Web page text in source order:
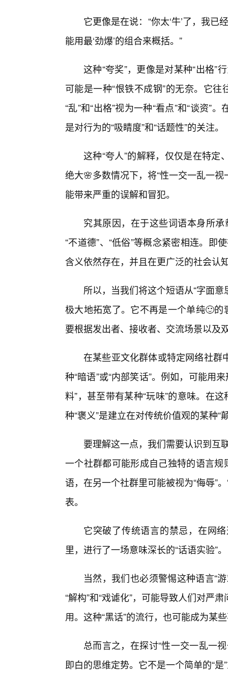
它更像是在说：“你太‘牛’了，我已
能用最‘劲爆’的组合来概括。”
这种“夸奖”，更像是对某种“出格”
可能是一种“恨铁不成钢”的无奈。它
“乱”和“出格”视为一种“看点”和“谈资”
是对行为的“吸睛度”和“话题性”的关注。
这种“夸人”的解释，仅仅是在特
绝大🌸多数情况下，将“性一交一乱一
能带来严重的误解和冒犯。
究其原因，在于这些词语本身所承
“不道德”、“低俗”等概念紧密相连。即
含义依然存在，并且在更广泛的社会认
所以，当我们将这个短语从“字面
极大地拓宽了。它不再是一个单纯🙂
要根据发出者、接收者、交流场景以及
在某些亚文化群体或特定网络社群
种“暗语”或“内部笑话”。例如，可能用
料”，甚至带有某种“玩味”的意味。在
种“褒义”是建立在对传统价值观的某种“
要理解这一点，我们需要认识到互
一个社群都可能形成自己独特的语言
语，在另一个社群里可能被视为“侮辱”
表。
它突破了传统语言的禁忌，在网
里，进行了一场意味深长的“话语实验”。
当然，我们也必须警惕这种语言“
“解构”和“戏谑化”，可能导致人们对严
用。这种“黑话”的流行，也可能成为某
总而言之，在探讨“性一交一乱一
即白的思维定势。它不是一个简单的“